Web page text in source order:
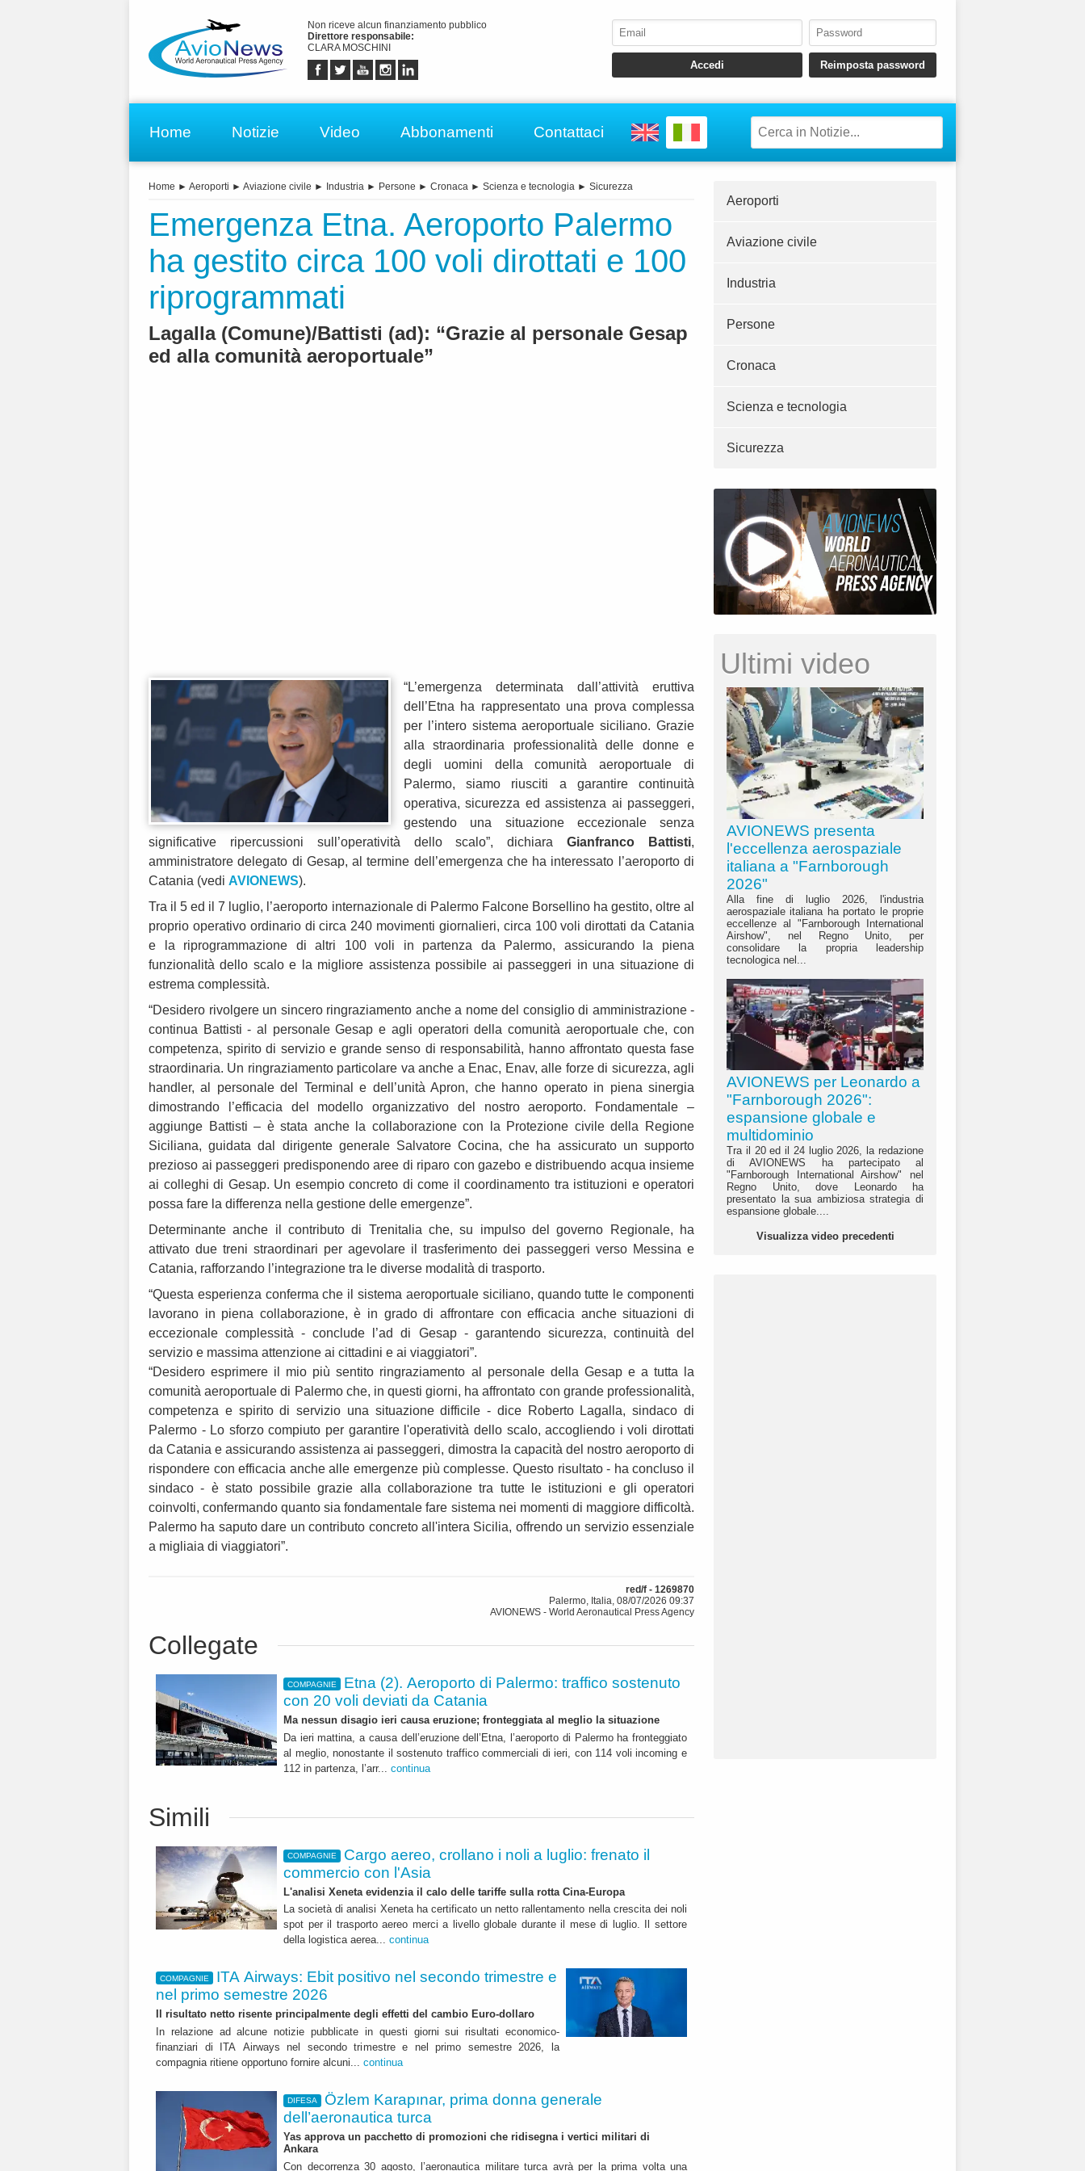
Non riceve alcun finanziamento pubblico
Direttore responsabile:
CLARA MOSCHINI
Home Notizie Video Abbonamenti Contattaci
Home ► Aeroporti ► Aviazione civile ► Industria ► Persone ► Cronaca ► Scienza e tecnologia ► Sicurezza
Emergenza Etna. Aeroporto Palermo
ha gestito circa 100 voli dirottati e 100
riprogrammati
Lagalla (Comune)/Battisti (ad): “Grazie al personale Gesap
ed alla comunità aeroportuale”
“L’emergenza determinata dall’attività eruttiva
dell’Etna ha rappresentato una prova complessa
per l’intero sistema aeroportuale siciliano. Grazie
alla straordinaria professionalità delle donne e
degli uomini della comunità aeroportuale di
Palermo, siamo riusciti a garantire continuità
operativa, sicurezza ed assistenza ai passeggeri,
gestendo una situazione eccezionale senza
significative ripercussioni sull’operatività dello scalo”, dichiara Gianfranco Battisti,
amministratore delegato di Gesap, al termine dell’emergenza che ha interessato l’aeroporto di
Catania (vedi AVIONEWS).
Tra il 5 ed il 7 luglio, l’aeroporto internazionale di Palermo Falcone Borsellino ha gestito, oltre al
proprio operativo ordinario di circa 240 movimenti giornalieri, circa 100 voli dirottati da Catania
e la riprogrammazione di altri 100 voli in partenza da Palermo, assicurando la piena
funzionalità dello scalo e la migliore assistenza possibile ai passeggeri in una situazione di
estrema complessità.
“Desidero rivolgere un sincero ringraziamento anche a nome del consiglio di amministrazione -
continua Battisti - al personale Gesap e agli operatori della comunità aeroportuale che, con
competenza, spirito di servizio e grande senso di responsabilità, hanno affrontato questa fase
straordinaria. Un ringraziamento particolare va anche a Enac, Enav, alle forze di sicurezza, agli
handler, al personale del Terminal e dell’unità Apron, che hanno operato in piena sinergia
dimostrando l’efficacia del modello organizzativo del nostro aeroporto. Fondamentale –
aggiunge Battisti – è stata anche la collaborazione con la Protezione civile della Regione
Siciliana, guidata dal dirigente generale Salvatore Cocina, che ha assicurato un supporto
prezioso ai passeggeri predisponendo aree di riparo con gazebo e distribuendo acqua insieme
ai colleghi di Gesap. Un esempio concreto di come il coordinamento tra istituzioni e operatori
possa fare la differenza nella gestione delle emergenze”.
Determinante anche il contributo di Trenitalia che, su impulso del governo Regionale, ha
attivato due treni straordinari per agevolare il trasferimento dei passeggeri verso Messina e
Catania, rafforzando l’integrazione tra le diverse modalità di trasporto.
“Questa esperienza conferma che il sistema aeroportuale siciliano, quando tutte le componenti
lavorano in piena collaborazione, è in grado di affrontare con efficacia anche situazioni di
eccezionale complessità - conclude l’ad di Gesap - garantendo sicurezza, continuità del
servizio e massima attenzione ai cittadini e ai viaggiatori”.
“Desidero esprimere il mio più sentito ringraziamento al personale della Gesap e a tutta la
comunità aeroportuale di Palermo che, in questi giorni, ha affrontato con grande professionalità,
competenza e spirito di servizio una situazione difficile - dice Roberto Lagalla, sindaco di
Palermo - Lo sforzo compiuto per garantire l'operatività dello scalo, accogliendo i voli dirottati
da Catania e assicurando assistenza ai passeggeri, dimostra la capacità del nostro aeroporto di
rispondere con efficacia anche alle emergenze più complesse. Questo risultato - ha concluso il
sindaco - è stato possibile grazie alla collaborazione tra tutte le istituzioni e gli operatori
coinvolti, confermando quanto sia fondamentale fare sistema nei momenti di maggiore difficoltà.
Palermo ha saputo dare un contributo concreto all'intera Sicilia, offrendo un servizio essenziale
a migliaia di viaggiatori”.
red/f - 1269870
Palermo, Italia, 08/07/2026 09:37
AVIONEWS - World Aeronautical Press Agency
Collegate
COMPAGNIE
Etna (2). Aeroporto di Palermo: traffico sostenuto
con 20 voli deviati da Catania
Ma nessun disagio ieri causa eruzione; fronteggiata al meglio la situazione
Da ieri mattina, a causa dell’eruzione dell’Etna, l’aeroporto di Palermo ha fronteggiato
al meglio, nonostante il sostenuto traffico commerciali di ieri, con 114 voli incoming e
112 in partenza, l’arr... continua
Simili
COMPAGNIE
Cargo aereo, crollano i noli a luglio: frenato il
commercio con l'Asia
L'analisi Xeneta evidenzia il calo delle tariffe sulla rotta Cina-Europa
La società di analisi Xeneta ha certificato un netto rallentamento nella crescita dei noli
spot per il trasporto aereo merci a livello globale durante il mese di luglio. Il settore
della logistica aerea... continua
COMPAGNIE
ITA Airways: Ebit positivo nel secondo trimestre e
nel primo semestre 2026
Il risultato netto risente principalmente degli effetti del cambio Euro-dollaro
In relazione ad alcune notizie pubblicate in questi giorni sui risultati economico-
finanziari di ITA Airways nel secondo trimestre e nel primo semestre 2026, la
compagnia ritiene opportuno fornire alcuni... continua
DIFESA
Özlem Karapınar, prima donna generale
dell’aeronautica turca
Yas approva un pacchetto di promozioni che ridisegna i vertici militari di
Ankara
Con decorrenza 30 agosto, l’aeronautica militare turca avrà per la prima volta una
Aeroporti
Aviazione civile
Industria
Persone
Cronaca
Scienza e tecnologia
Sicurezza
Ultimi video
AVIONEWS presenta
l'eccellenza aerospaziale
italiana a "Farnborough
2026"
Alla fine di luglio 2026, l'industria
aerospaziale italiana ha portato le proprie
eccellenze al "Farnborough International
Airshow", nel Regno Unito, per
consolidare la propria leadership
tecnologica nel...
AVIONEWS per Leonardo a
"Farnborough 2026":
espansione globale e
multidominio
Tra il 20 ed il 24 luglio 2026, la redazione
di AVIONEWS ha partecipato al
"Farnborough International Airshow" nel
Regno Unito, dove Leonardo ha
presentato la sua ambiziosa strategia di
espansione globale....
Visualizza video precedenti